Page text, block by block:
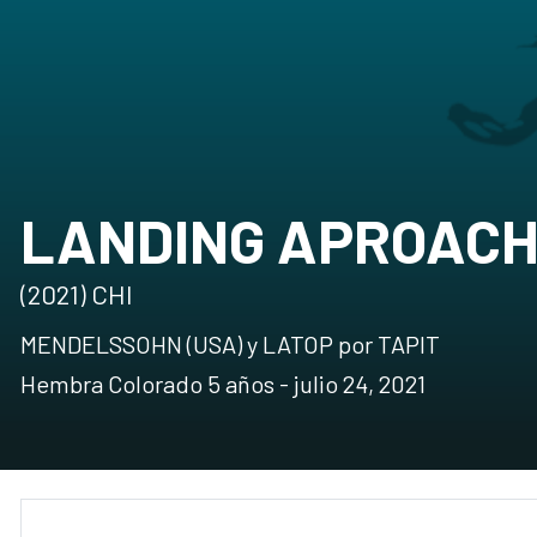
LANDING
(2021) CHI
MENDELSSOHN (USA) y LATOP por TAPIT
Hembra Colorado 5 años - julio 24, 2021